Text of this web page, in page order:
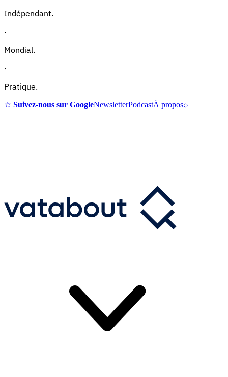
Indépendant.
·
Mondial.
·
Pratique.
☆ Suivez-nous sur GoogleNewsletterPodcastÀ propos⌕